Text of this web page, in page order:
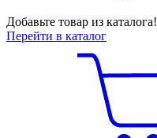
Добавьте товар из каталога!
Перейти в каталог